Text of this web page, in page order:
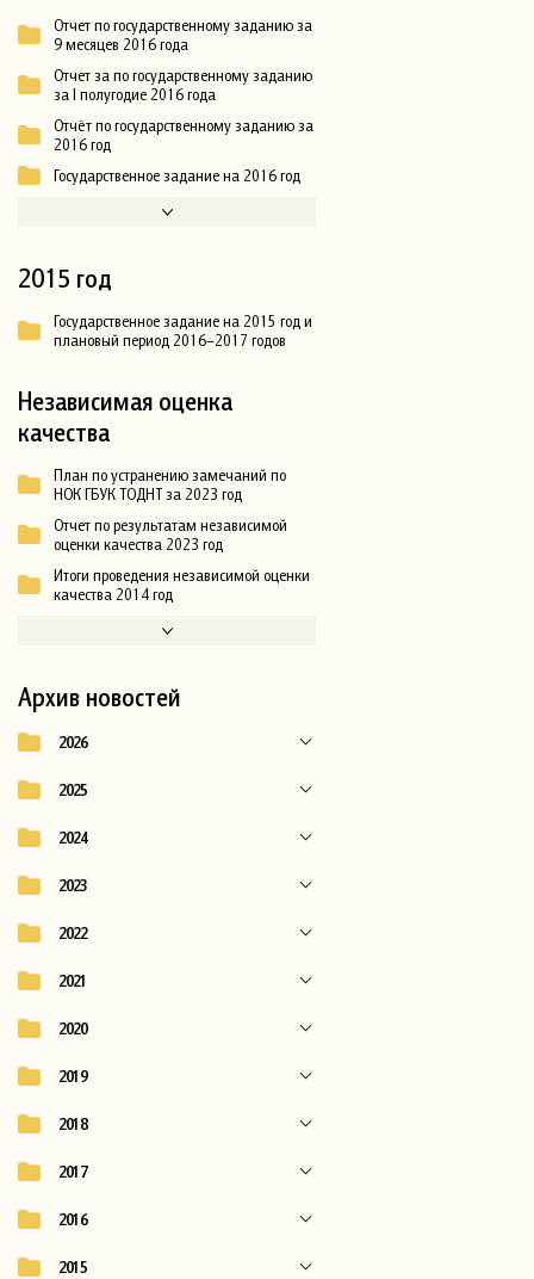
Отчет по государственному заданию за
9 месяцев 2016 года
Отчет за по государственному заданию
за I полугодие 2016 года
Отчёт по государственному заданию за
2016 год
Государственное задание на 2016 год
2015 год
Государственное задание на 2015 год и
плановый период 2016–2017 годов
Независимая оценка
качества
План по устранению замечаний по
НОК ГБУК ТОДНТ за 2023 год
Отчет по результатам независимой
оценки качества 2023 год
Итоги проведения независимой оценки
качества 2014 год
Архив новостей
2026
2025
2024
2023
2022
2021
2020
2019
2018
2017
2016
2015